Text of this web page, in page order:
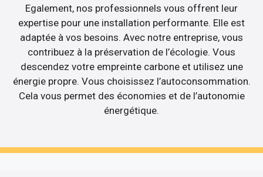
Egalement, nos professionnels vous offrent leur
expertise pour une installation performante. Elle est
adaptée à vos besoins. Avec notre entreprise, vous
contribuez à la préservation de l’écologie. Vous
descendez votre empreinte carbone et utilisez une
énergie propre. Vous choisissez l’autoconsommation.
Cela vous permet des économies et de l’autonomie
énergétique.